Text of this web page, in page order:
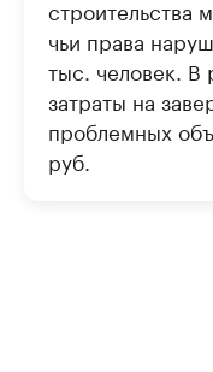
строительства
чьи права
тыс. человек. В
затраты на
проблемных
руб.